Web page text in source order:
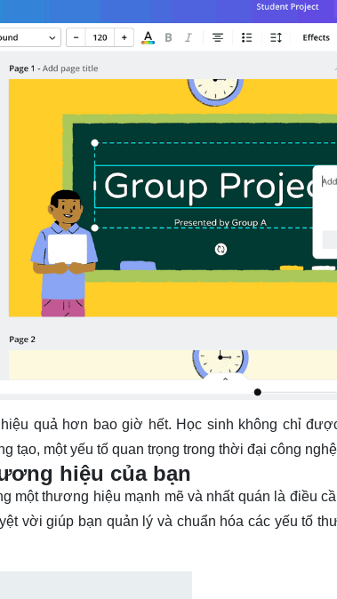
quả hơn bao giờ hết. Học sinh không chỉ
tạo, một yếu tố quan trọng trong thời đại công
hiệu của bạn
một thương hiệu mạnh mẽ và nhất quán là điều
vời giúp bạn quản lý và chuẩn hóa các yếu tố